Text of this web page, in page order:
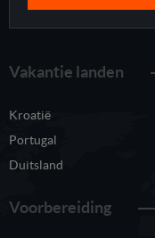
Vakantie landen
Kroatië
Portugal
Duitsland
Voorbereiding